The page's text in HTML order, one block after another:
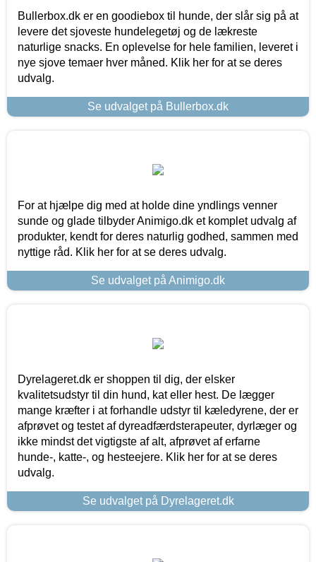
Bullerbox.dk er en goodiebox til hunde, der slår sig på at
levere det sjoveste hundelegetøj og de lækreste
naturlige snacks. En oplevelse for hele familien, leveret i
nye sjove temaer hver måned. Klik her for at se deres
udvalg.
Se udvalget på Bullerbox.dk
For at hjælpe dig med at holde dine yndlings venner
sunde og glade tilbyder Animigo.dk et komplet udvalg af
produkter, kendt for deres naturlig godhed, sammen med
nyttige råd. Klik her for at se deres udvalg.
Se udvalget på Animigo.dk
Dyrelageret.dk er shoppen til dig, der elsker
kvalitetsudstyr til din hund, kat eller hest. De lægger
mange kræfter i at forhandle udstyr til kæledyrene, der er
afprøvet og testet af dyreadfærdsterapeuter, dyrlæger og
ikke mindst det vigtigste af alt, afprøvet af erfarne
hunde-, katte-, og hesteejere. Klik her for at se deres
udvalg.
Se udvalget på Dyrelageret.dk